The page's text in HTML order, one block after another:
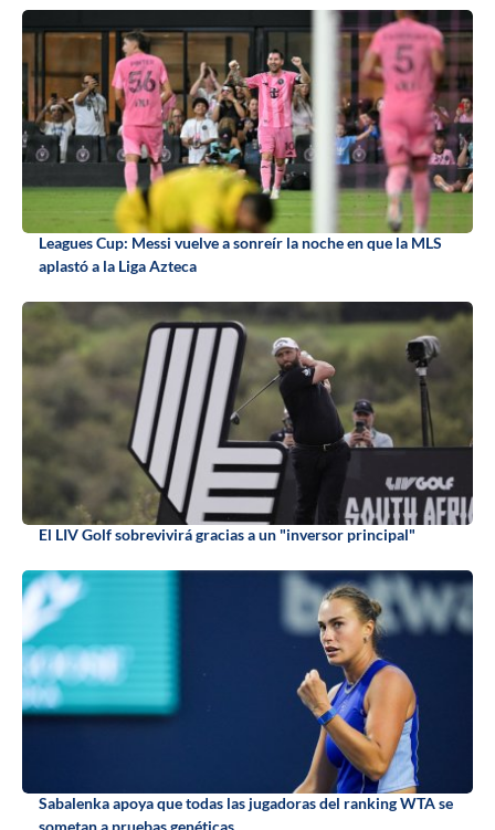
Leagues Cup: Messi vuelve a sonreír la noche en que la MLS
aplastó a la Liga Azteca
El LIV Golf sobrevivirá gracias a un "inversor principal"
Sabalenka apoya que todas las jugadoras del ranking WTA se
sometan a pruebas genéticas